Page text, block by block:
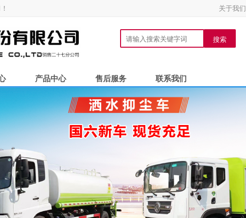
关于我们
搜索
产品中心 售后服务 联系我们